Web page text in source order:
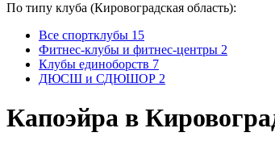
По типу клуба (Кировоградская область):
Все спортклубы 15
Фитнес-клубы и фитнес-центры 2
Клубы единоборств 7
ДЮСШ и СДЮШОР 2
Капоэйра в